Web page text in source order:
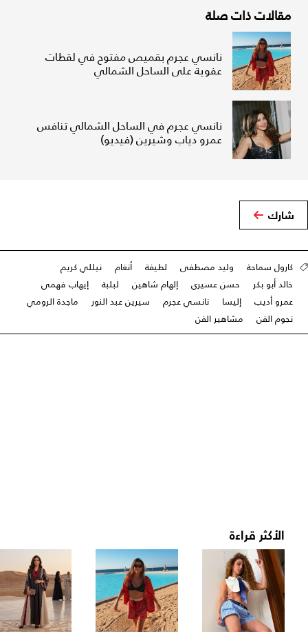
مقالات ذات صلة
نانسي عجرم بقميص مفتوح في لقطات
عفوية على الساحل الشمالي
نانسي عجرم في الساحل الشمالي تنافس
عمرو دياب وشيرين (فيديو)
شارك
كارول سماحة وليد مصطفى لطيفة أنغام
نيللي كريم
خالد أبو بكر
حسن عسيري إلهام شاهين لبلبة
إيهاب فهمي
عمرو أديب
إليسا نانسي عجرم سيرين عبد النور
ماجدة الرومي
نجوم الفن
مشاهير الفن
الأكثر قراءة